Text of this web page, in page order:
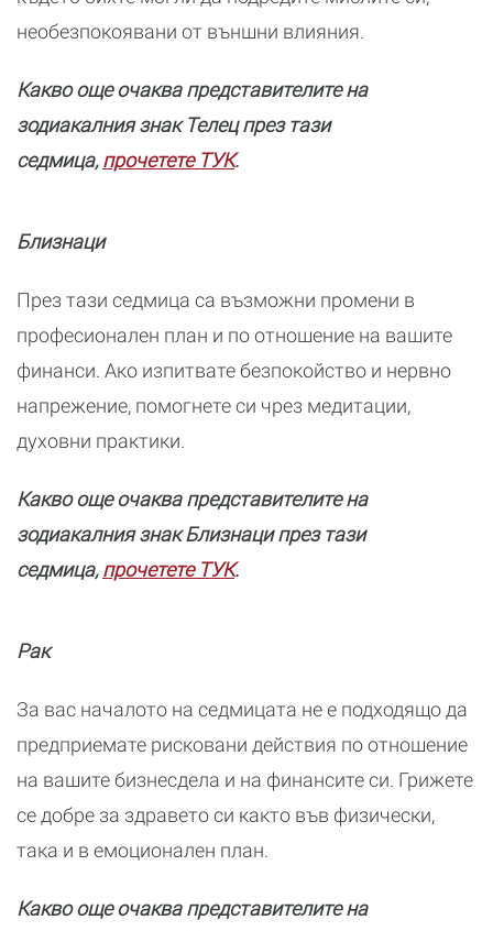
необезпокоявани от външни влияния.
Какво още очаква представителите на
зодиакалния знак Телец през тази
седмица,прочетете ТУК.
Близнаци
През тази седмица са възможни промени в
професионален план и по отношение на вашите
финанси. Ако изпитвате безпокойство и нервно
напрежение, помогнете си чрез медитации,
духовни практики.
Какво още очаква представителите на
зодиакалния знак Близнаци през тази
седмица,прочетете ТУК.
Рак
За вас началото на седмицата не е подходящо да
предприемате рисковани действия по отношение
на вашите бизнесдела и на финансите си. Грижете
се добре за здравето си както във физически,
така и в емоционален план.
Какво още очаква представителите на